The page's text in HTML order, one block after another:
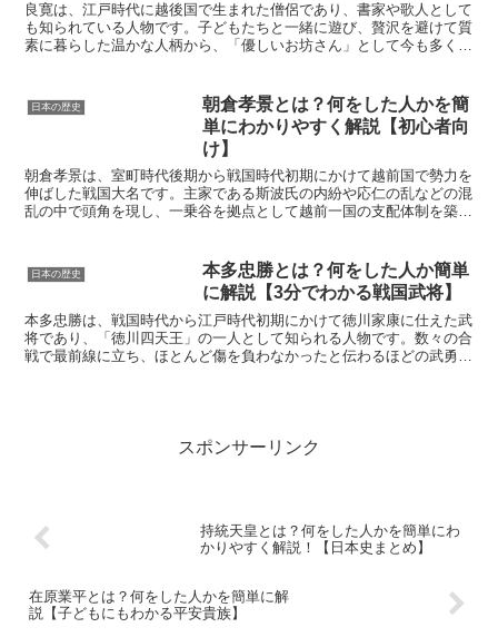
良寛は、江戸時代に越後国で生まれた僧侶であり、書家や歌人として
も知られている人物です。子どもたちと一緒に遊び、贅沢を避けて質
素に暮らした温かな人柄から、「優しいお坊さん」として今も多くの
日本の歴史
朝倉孝景とは？何をした人かを簡
単にわかりやすく解説【初心者向
け】
朝倉孝景は、室町時代後期から戦国時代初期にかけて越前国で勢力を
伸ばした戦国大名です。主家である斯波氏の内紛や応仁の乱などの混
乱の中で頭角を現し、一乗谷を拠点として越前一国の支配体制を築き
日本の歴史
本多忠勝とは？何をした人か簡単
に解説【3分でわかる戦国武将】
本多忠勝は、戦国時代から江戸時代初期にかけて徳川家康に仕えた武
将であり、「徳川四天王」の一人として知られる人物です。数々の合
戦で最前線に立ち、ほとんど傷を負わなかったと伝わるほどの武勇か
スポンサーリンク
持統天皇とは？何をした人かを簡単にわ
かりやすく解説！【日本史まとめ】
在原業平とは？何をした人かを簡単に解
説【子どもにもわかる平安貴族】